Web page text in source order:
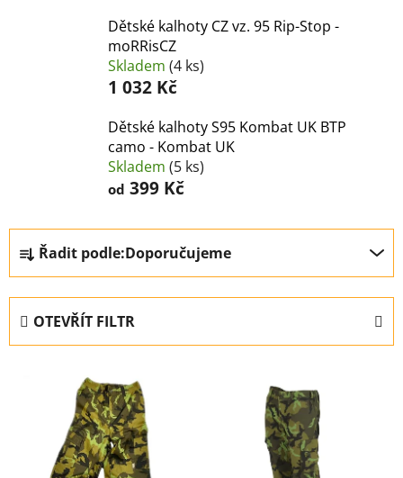
Dětské kalhoty CZ vz. 95 Rip-Stop -
moRRisCZ
Skladem (4 ks)
1 032 Kč
Dětské kalhoty S95 Kombat UK BTP
camo - Kombat UK
Skladem (5 ks)
od 399 Kč
Ř
a
z
n
í
Řadit podle:Doporučujeme
OTEVŘÍT FILTR